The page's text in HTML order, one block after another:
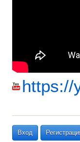
https://
Вход